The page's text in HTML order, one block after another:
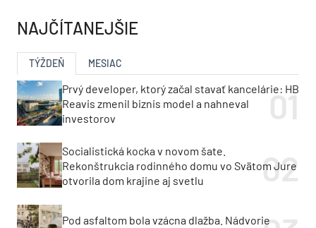
NAJČÍTANEJŠIE
TÝŽDEŇ MESIAC
Prvý developer, ktorý začal stavať kancelárie: HB
Reavis zmenil biznis model a nahneval
investorov
Socialistická kocka v novom šate.
Rekonštrukcia rodinného domu vo Svätom Jure
otvorila dom krajine aj svetlu
Pod asfaltom bola vzácna dlažba. Nádvorie